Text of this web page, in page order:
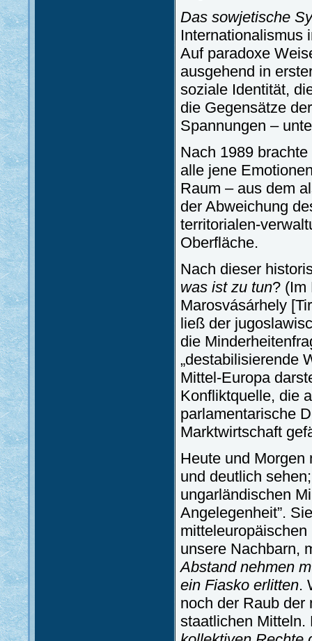
Das sowjetische
Internationalismus
Auf paradoxe
ausgehend in
soziale Identität,
die Gegensätze
Spannungen –
Nach 1989
alle jene
Raum – aus dem
der Abweichung
territorialen-
Oberfläche.
Nach dieser
was ist zu tun? (Im
Marosvásárhely
ließ der
die
„destabilisierende
Mittel-Europa
Konfliktquelle, die
parlamentarische
Marktwirtschaft
Heute und
und deutlich
ungarländischen
Angelegenheit”.
unsere Nachbarn,
Abstand nehmen
ein Fiasko erlitten.
noch der Raub der
staatlichen